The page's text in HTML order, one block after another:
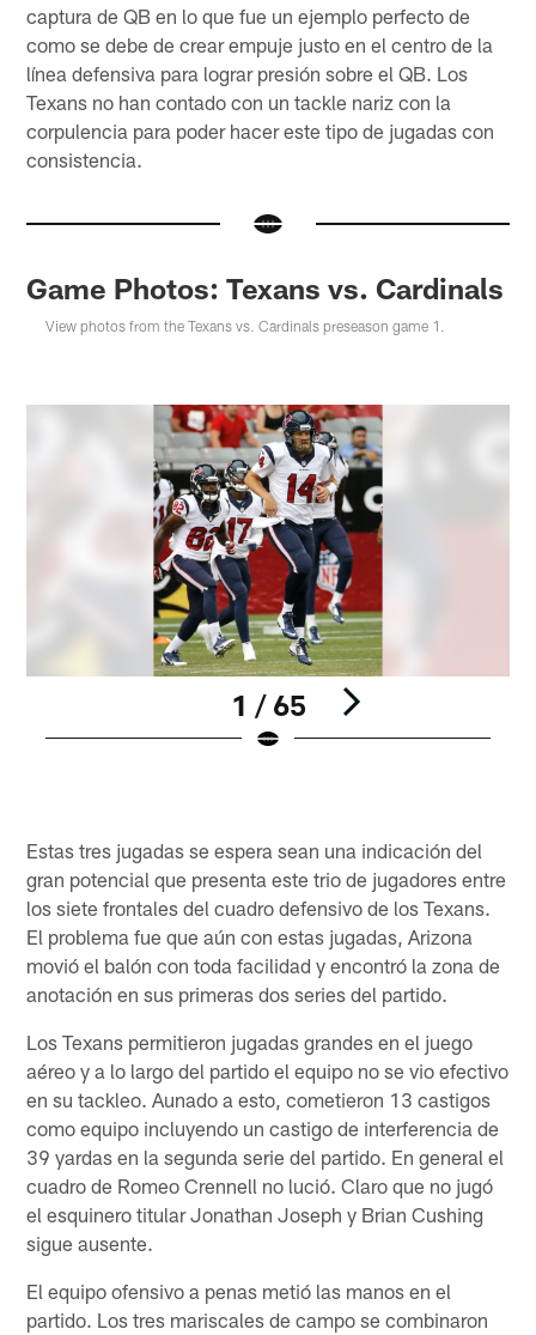
captura de QB en lo que fue un ejemplo perfecto de
como se debe de crear empuje justo en el centro de la
línea defensiva para lograr presión sobre el QB. Los
Texans no han contado con un tackle nariz con la
corpulencia para poder hacer este tipo de jugadas con
consistencia.
Game Photos: Texans vs. Cardinals
View photos from the Texans vs. Cardinals preseason game 1.
1 / 65
Estas tres jugadas se espera sean una indicación del
gran potencial que presenta este trio de jugadores entre
los siete frontales del cuadro defensivo de los Texans.
El problema fue que aún con estas jugadas, Arizona
movió el balón con toda facilidad y encontró la zona de
anotación en sus primeras dos series del partido.
Los Texans permitieron jugadas grandes en el juego
aéreo y a lo largo del partido el equipo no se vio efectivo
en su tackleo. Aunado a esto, cometieron 13 castigos
como equipo incluyendo un castigo de interferencia de
39 yardas en la segunda serie del partido. En general el
cuadro de Romeo Crennell no lució. Claro que no jugó
el esquinero titular Jonathan Joseph y Brian Cushing
sigue ausente.
El equipo ofensivo a penas metió las manos en el
partido. Los tres mariscales de campo se combinaron